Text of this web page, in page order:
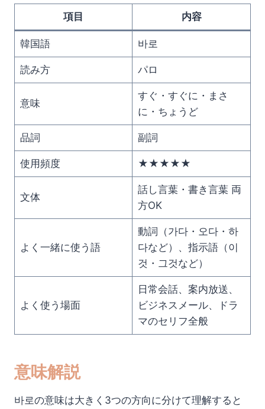
項目 内容
韓国語 바로
読み方 パロ
意味
すぐ・すぐに・まさ
に・ちょうど
品詞 副詞
使用頻度 ★★★★★
文体
話し言葉・書き言葉 両
方OK
よく一緒に使う語
動詞（가다・오다・하
다など）、指示語（이
것・그것など）
よく使う場面
日常会話、案内放送、
ビジネスメール、ドラ
マのセリフ全般
意味解説
바로の意味は大きく3つの方向に分けて理解すると